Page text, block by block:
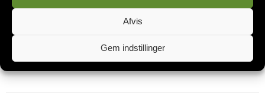
Afvis
Gem indstillinger